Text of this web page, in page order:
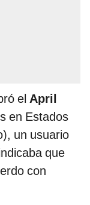
el April
en Estados
un usuario
que
con